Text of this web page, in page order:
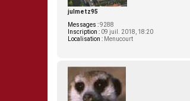
julmetz95
Messages :9288
Inscription : 09 juil. 2018, 18:20
Localisation : Menucourt